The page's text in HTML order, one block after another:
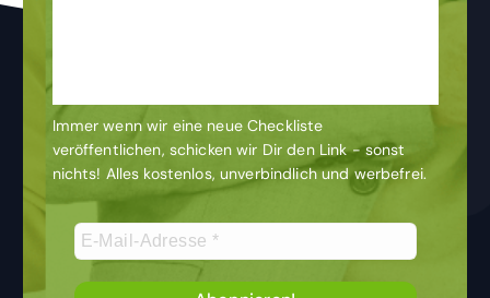
Laufenden
Immer wenn wir eine neue Checkliste
veröffentlichen, schicken wir Dir den Link - sonst
nichts! Alles kostenlos, unverbindlich und werbefrei.